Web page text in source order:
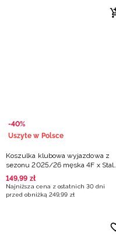
-40%
Uszyte w Polsce
Koszulka klubowa wyjazdowa z
sezonu 2025/26 męska 4F x Stal
Mielec - niebieska
149,99 zł
Najniższa cena z ostatnich 30 dni
przed obniżką 249,99 zł